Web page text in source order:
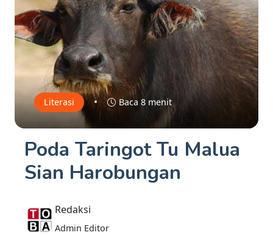
Literasi • Baca 8 menit
Poda Taringot Tu Malua
Sian Harobungan
Redaksi
Admin Editor